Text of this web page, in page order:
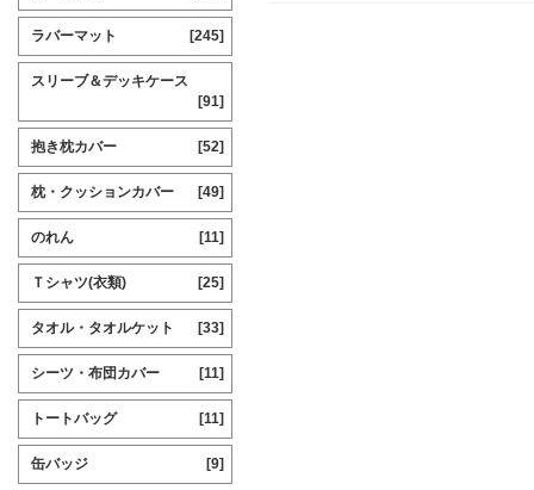
ラバーマット [245]
スリーブ＆デッキケース
[91]
抱き枕カバー [52]
枕・クッションカバー [49]
のれん [11]
Ｔシャツ(衣類) [25]
タオル・タオルケット [33]
シーツ・布団カバー [11]
トートバッグ [11]
缶バッジ [9]